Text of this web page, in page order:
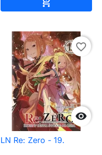

favorite_border
LN Re: Zero - 19.